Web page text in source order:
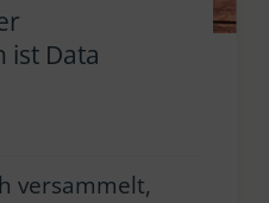
ist Data
versammelt,